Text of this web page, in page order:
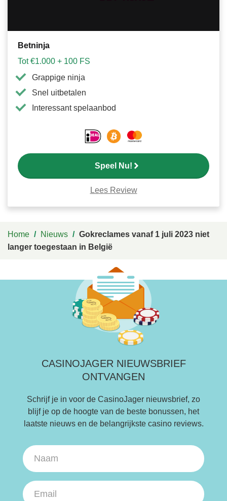
Betninja
Tot €1.000 + 100 FS
Grappige ninja
Snel uitbetalen
Interessant spelaanbod
Speel Nu!
Lees Review
Home / Nieuws / Gokreclames vanaf 1 juli 2023 niet
langer toegestaan in België
CASINOJAGER NIEUWSBRIEF
ONTVANGEN
Schrijf je in voor de CasinoJager nieuwsbrief, zo
blijf je op de hoogte van de beste bonussen, het
laatste nieuws en de belangrijkste casino reviews.